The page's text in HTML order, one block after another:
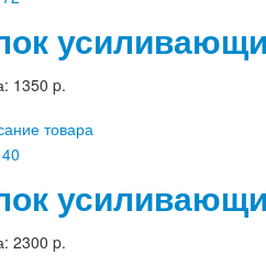
1350 p.
товара
2300 p.